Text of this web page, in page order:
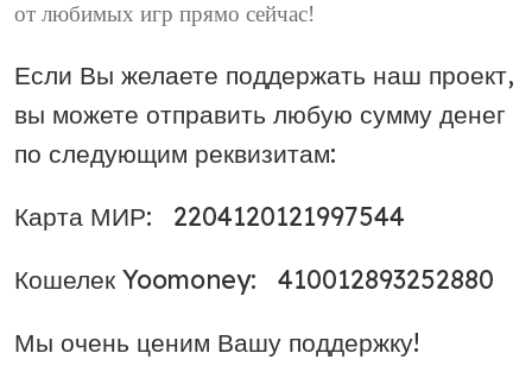
от любимых игр прямо сейчас!
Если Вы желаете поддержать наш проект,
вы можете отправить любую сумму денег
по следующим реквизитам:
Карта МИР: 2204120121997544
Кошелек Yoomoney: 410012893252880
Мы очень ценим Вашу поддержку!